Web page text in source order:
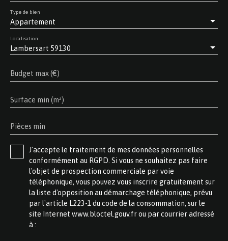
Appartement
Type de bien
Lambersart 59130
Localisation
Budget max (€)
Surface min (m²)
Pièces min
J'accepte le traitement de mes données personnelles
conformément au RGPD. Si vous ne souhaitez pas faire
l'objet de prospection commerciale par voie
téléphonique, vous pouvez vous inscrire gratuitement sur
la liste d'opposition au démarchage téléphonique, prévu
par l'article L223-1 du code de la consommation, sur le
site Internet www.bloctel.gouv.fr ou par courrier adressé
à :